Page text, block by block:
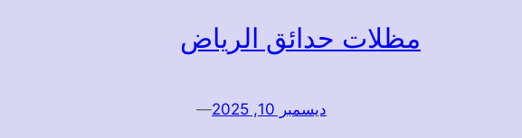
مظلات حدائق الرياض
ديسمبر 10, 2025 —